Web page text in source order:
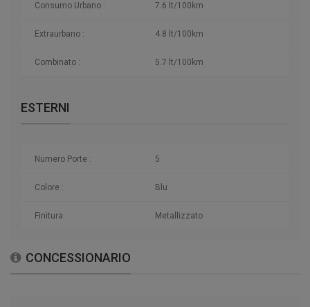
Consumo Urbano : 7.6 lt/100km
Extraurbano : 4.8 lt/100km
Combinato : 5.7 lt/100km
ESTERNI
Numero Porte : 5
Colore : Blu
Finitura : Metallizzato
CONCESSIONARIO